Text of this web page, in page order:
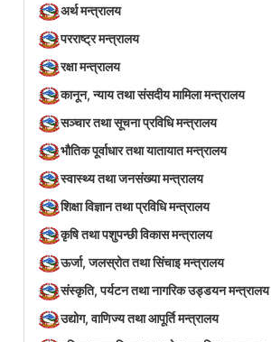
अर्थ मन्त्रालय
परराष्ट्र मन्त्रालय
रक्षा मन्त्रालय
कानून, न्याय तथा संसदीय मामिला मन्त्रालय
सञ्‍चार तथा सूचना प्रविधि मन्त्रालय
भौतिक पूर्वाधार तथा यातायात मन्त्रालय
स्वास्थ्य तथा जनसंख्या मन्त्रालय
शिक्षा विज्ञान तथा प्रविधि मन्त्रालय
कृषि तथा पशुपन्छी विकास मन्त्रालय
ऊर्जा, जलस्रोत तथा सिंचाइ मन्त्रालय
संस्कृति, पर्यटन तथा नागरिक उड्डयन मन्त्रालय
उद्योग, वाणिज्य तथा आपूर्ति मन्त्रालय